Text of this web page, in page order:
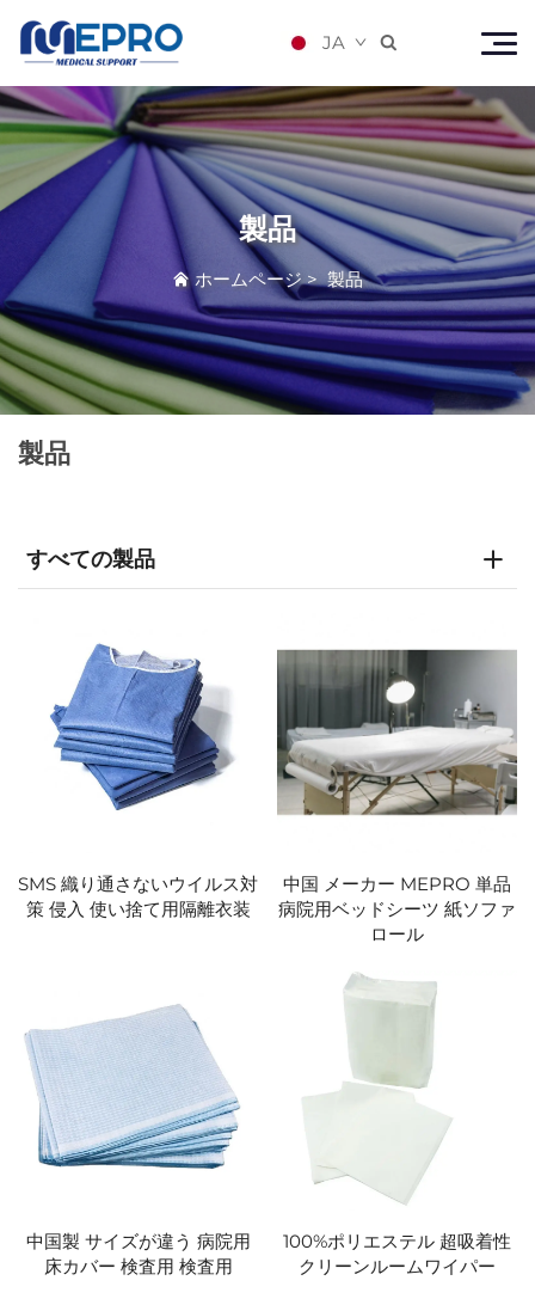
JA 
製品
ホームページ>製品
製品
すべての製品
SMS 織り通さないウイルス対
策 侵入 使い捨て用隔離衣装
中国 メーカー MEPRO 単品
病院用ベッドシーツ 紙ソファ
ロール
中国製 サイズが違う 病院用
床カバー 検査用 検査用
100%ポリエステル 超吸着性
クリーンルームワイパー